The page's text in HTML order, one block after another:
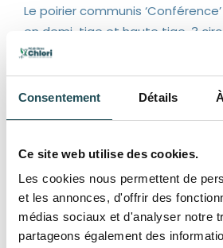
Consentement Détails
Ce site web utilise des cookies.
Les cookies nous permettent de
et les annonces, d'offrir des
médias sociaux et d'analyser notre
partageons également des
Le poirier communis
en demi-tige et haute tige, 3
chaque: 12-14 cm, 14-16 cm et 16-
hauteur et la circonférence du
plus les arbres sont âgés c’est
Spécifications